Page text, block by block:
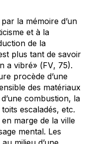
la mémoire d’un
et à la
de la
plus tant de savoir
a vibré» (FV, 75).
procède d’une
des matériaux
combustion, la
escaladés, etc.
marge de la ville
mental. Les